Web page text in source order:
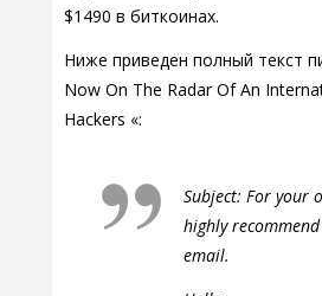
$1490 в биткоинах.
Ниже приведен полный текст
Now On The Radar Of An
Hackers «:
Subject: For your
highly
email.